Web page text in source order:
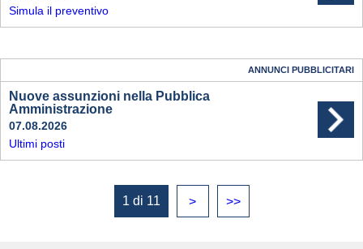
Simula il preventivo
ANNUNCI PUBBLICITARI
Nuove assunzioni nella Pubblica
Amministrazione
07.08.2026
Ultimi posti
1 di 11 > >>